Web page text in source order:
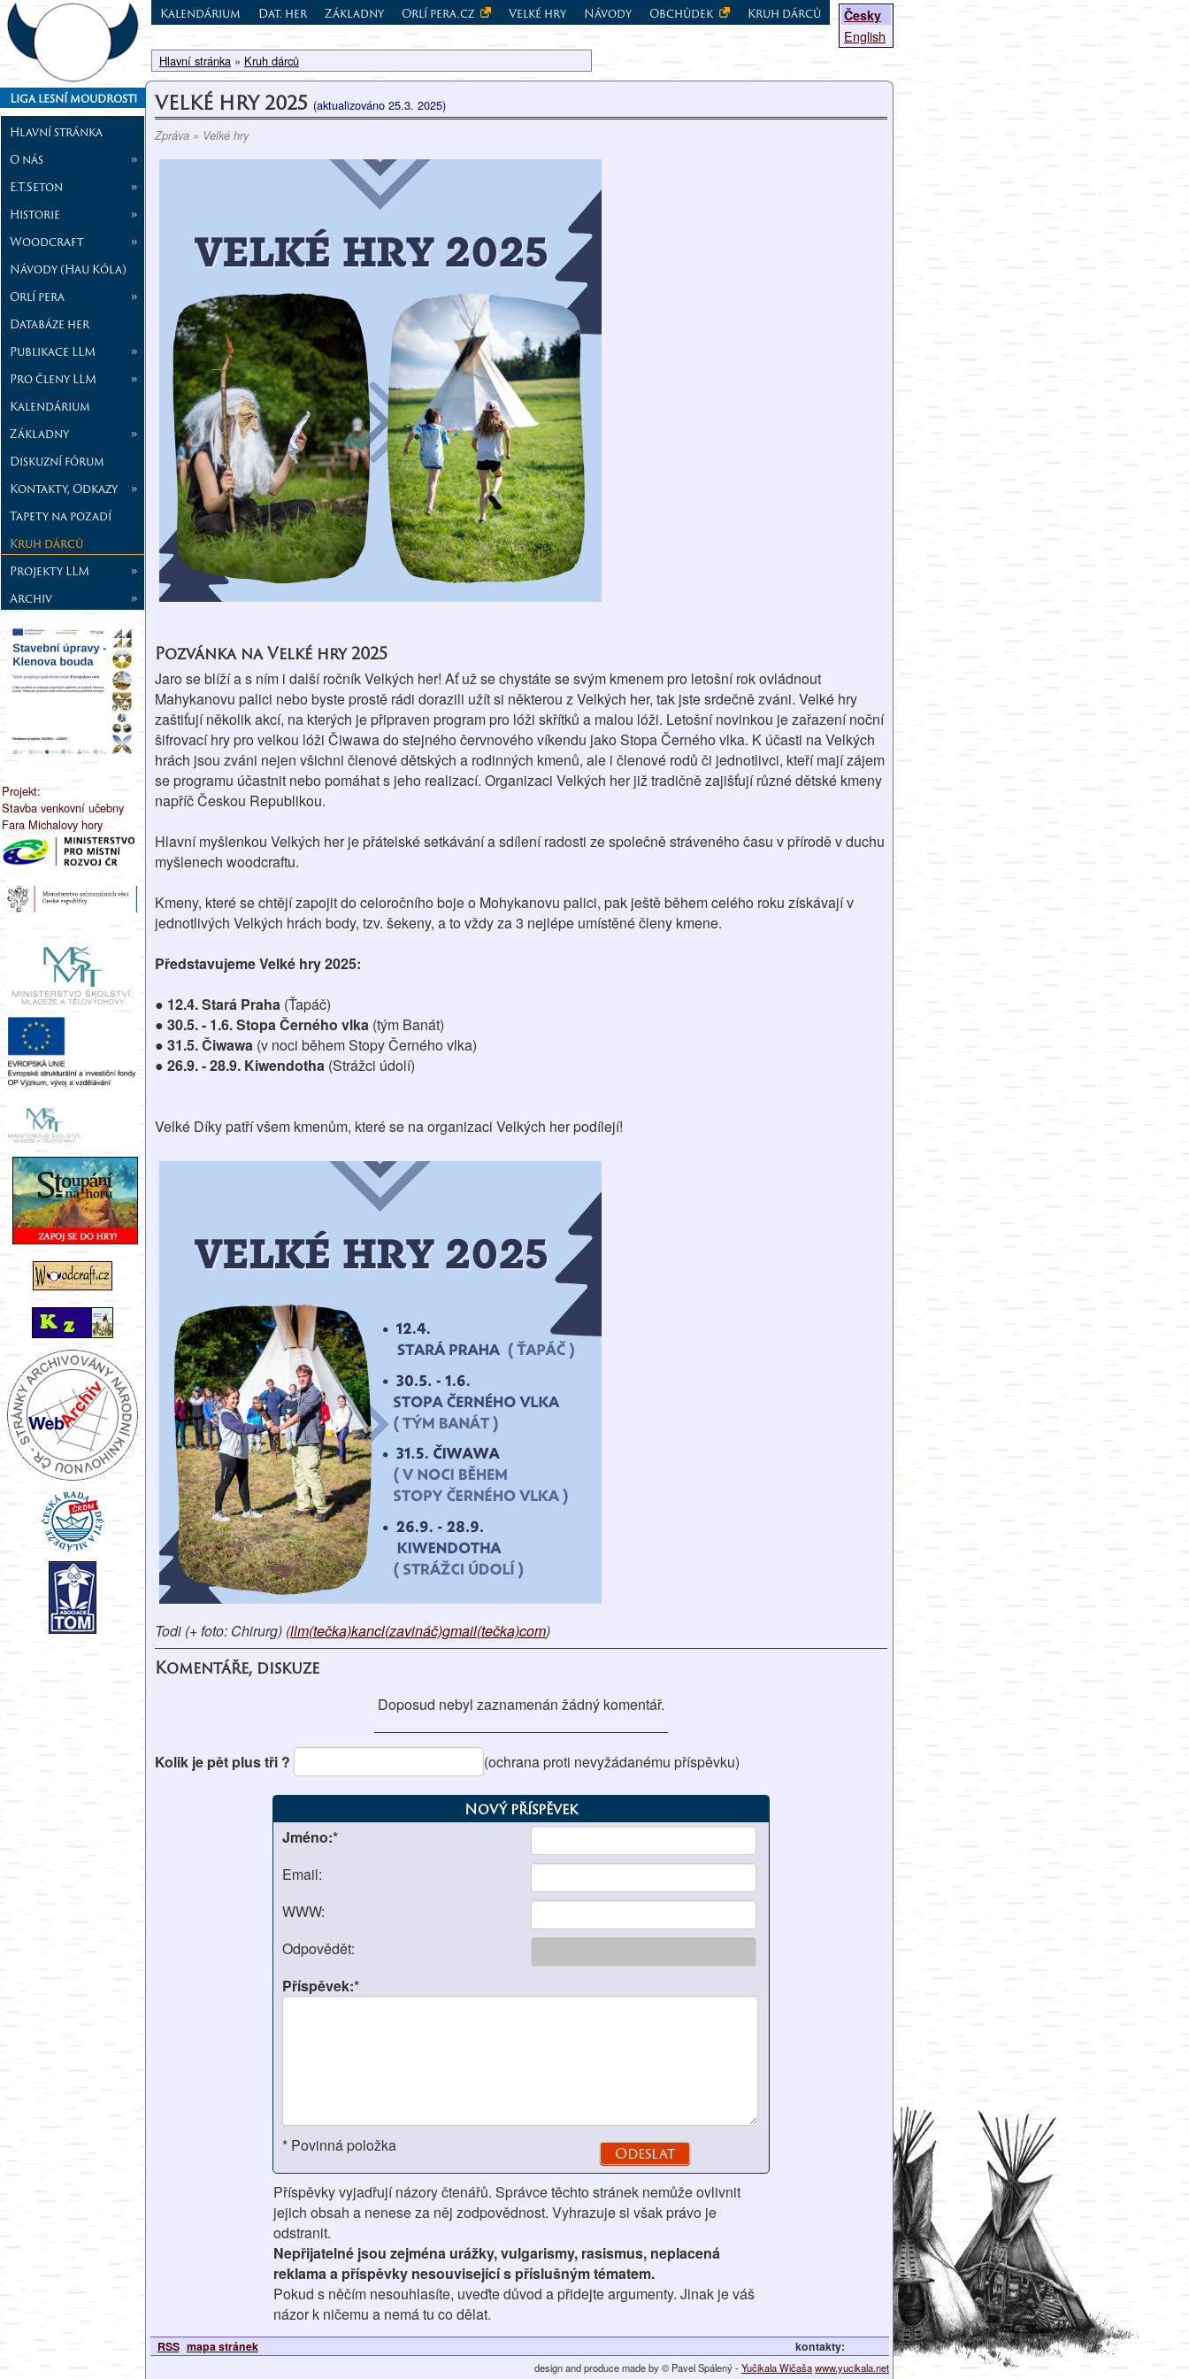
Liga lesní moudrosti
Hlavní stránka
O nás
»
E.T.Seton
»
Historie
»
Woodcraft
»
Návody (Hau Kóla)
Orlí pera
»
Databáze her
Publikace LLM
»
Pro členy LLM
»
Kalendárium
Základny
»
Diskuzní fórum
Kontakty, Odkazy
»
Tapety na pozadí
Kruh dárců
Projekty LLM
»
Archiv
»
Projekt:
Stavba venkovní učebny
Fara Michalovy hory
Česky
English
Kalendárium Dat. her Základny Orlí pera.cz Velké hry Návody Obchůdek Kruh dárců
Hlavní stránka » Kruh dárců
VELKÉ HRY 2025 (aktualizováno 25.3. 2025)
Zpráva » Velké hry
Pozvánka na Velké hry 2025
Jaro se blíží a s ním i další ročník Velkých her! Ať už se chystáte se svým kmenem pro letošní rok ovládnout
Mahykanovu palici nebo byste prostě rádi dorazili užít si některou z Velkých her, tak jste srdečně zváni. Velké hry
zaštiťují několik akcí, na kterých je připraven program pro lóži skřítků a malou lóži. Letošní novinkou je zařazení noční
šifrovací hry pro velkou lóži Čiwawa do stejného červnového víkendu jako Stopa Černého vlka. K účasti na Velkých
hrách jsou zváni nejen všichni členové dětských a rodinných kmenů, ale i členové rodů či jednotlivci, kteří mají zájem
se programu účastnit nebo pomáhat s jeho realizací. Organizaci Velkých her již tradičně zajišťují různé dětské kmeny
napříč Českou Republikou.
Hlavní myšlenkou Velkých her je přátelské setkávání a sdílení radosti ze společně stráveného času v přírodě v duchu
myšlenech woodcraftu.
Kmeny, které se chtějí zapojit do celoročního boje o Mohykanovu palici, pak ještě během celého roku získávají v
jednotlivých Velkých hrách body, tzv. šekeny, a to vždy za 3 nejlépe umístěné členy kmene.
Představujeme Velké hry 2025:
● 12.4. Stará Praha (Ťapáč)
● 30.5. - 1.6. Stopa Černého vlka (tým Banát)
● 31.5. Čiwawa (v noci během Stopy Černého vlka)
● 26.9. - 28.9. Kiwendotha (Strážci údolí)
Velké Díky patří všem kmenům, které se na organizaci Velkých her podílejí!
Todi (+ foto: Chirurg) (llm(tečka)kancl(zavináč)gmail(tečka)com)
Komentáře, diskuze
Doposud nebyl zaznamenán žádný komentář.
Kolik je pět plus tři ? (ochrana proti nevyžádanému příspěvku)
Nový příspěvek
Jméno:*
Email:
WWW:
Odpovědět:
Příspěvek:*
* Povinná položka
Příspěvky vyjadřují názory čtenářů. Správce těchto stránek nemůže ovlivnit
jejich obsah a nenese za něj zodpovědnost. Vyhrazuje si však právo je
odstranit.
Nepřijatelné jsou zejména urážky, vulgarismy, rasismus, neplacená
reklama a příspěvky nesouvisející s příslušným tématem.
Pokud s něčím nesouhlasíte, uveďte důvod a přidejte argumenty. Jinak je váš
názor k ničemu a nemá tu co dělat.
RSS mapa stránek kontakty:
design and produce made by © Pavel Spálený -Yučikala Wičašawww.yucikala.net